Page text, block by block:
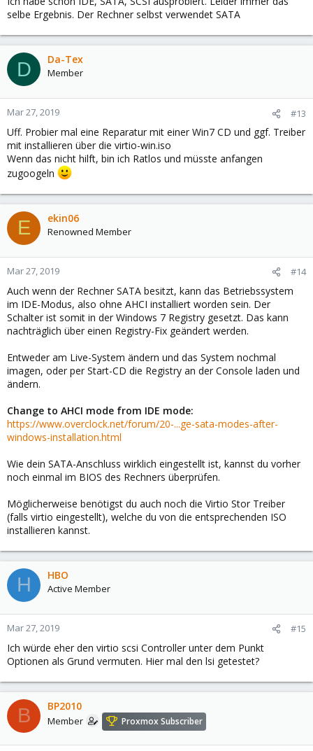
selbe Ergebnis. Der Rechner selbst verwendet SATA
D Da-Tex
Member
Mar 27, 2019 #13
Uff. Probier mal eine Reparatur mit einer Win7 CD und ggf. Treiber
mit installieren über die virtio-win.iso
Wenn das nicht hilft, bin ich Ratlos und müsste anfangen
zugoogeln
E ekin06
Renowned Member
Mar 27, 2019 #14
Auch wenn der Rechner SATA besitzt, kann das Betriebssystem
im IDE-Modus, also ohne AHCI installiert worden sein. Der
Schalter ist somit in der Windows 7 Registry gesetzt. Das kann
nachträglich über einen Registry-Fix geändert werden.
Entweder am Live-System ändern und das System nochmal
imagen, oder per Start-CD die Registry an der Console laden und
ändern.
Change to AHCI mode from IDE mode:
https://www.overclock.net/forum/20-...ge-sata-modes-after-
windows-installation.html
Wie dein SATA-Anschluss wirklich eingestellt ist, kannst du vorher
noch einmal im BIOS des Rechners überprüfen.
Möglicherweise benötigst du auch noch die Virtio Stor Treiber
(falls virtio eingestellt), welche du von die entsprechenden ISO
installieren kannst.
H HBO
Active Member
Mar 27, 2019 #15
Ich würde eher den virtio scsi Controller unter dem Punkt
Optionen als Grund vermuten. Hier mal den lsi getestet?
B BP2010
Member Proxmox Subscriber